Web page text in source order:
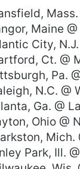
Maine
City,
Ct. @
Pa.
N.C. @
Ga. @
Ohio @
Mich.
Park, Ill.